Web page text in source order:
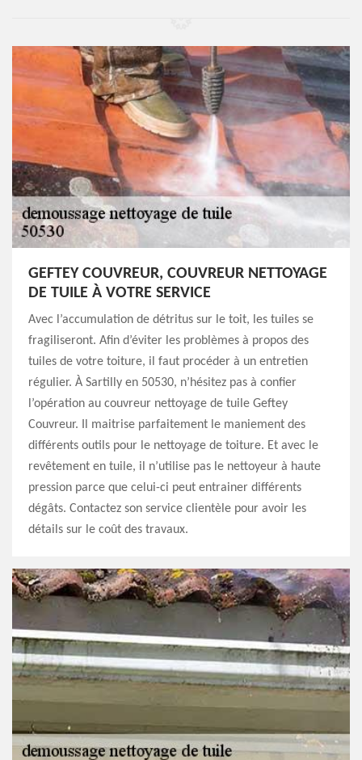
GEFTEY COUVREUR, COUVREUR NETTOYAGE
DE TUILE À VOTRE SERVICE
Avec l’accumulation de détritus sur le toit, les tuiles se
fragiliseront. Afin d’éviter les problèmes à propos des
tuiles de votre toiture, il faut procéder à un entretien
régulier. À Sartilly en 50530, n’hésitez pas à confier
l’opération au couvreur nettoyage de tuile Geftey
Couvreur. Il maitrise parfaitement le maniement des
différents outils pour le nettoyage de toiture. Et avec le
revêtement en tuile, il n’utilise pas le nettoyeur à haute
pression parce que celui-ci peut entrainer différents
dégâts. Contactez son service clientèle pour avoir les
détails sur le coût des travaux.